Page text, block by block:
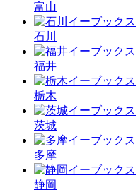
富山
石川
福井
栃木
茨城
多摩
静岡